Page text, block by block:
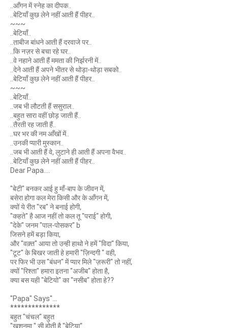
..आँगन में स्नेह का दीपक..
..बेटियाँ कुछ लेने नहीं आती हैं पीहर..
~~~
..बेटियाँ..
..ताबीज बांधने आती हैं दरवाजे पर..
..कि नज़र से बचा रहे घर..
..वे नहाने आती हैं ममता की निर्झरनी में..
..देने आती हैं अपने भीतर से थोड़ा-थोड़ा सबको..
..बेटियाँ कुछ लेने नहीं आती हैं पीहर..
~~~
..बेटियाँ..
..जब भी लौटती हैं ससुराल..
..बहुत सारा वहीं छोड़ जाती हैं..
..तैरती रह जाती हैं..
..घर भर की नम आँखों में..
..उनकी प्यारी मुस्कान..
..जब भी आती हैं वे, लुटाने ही आती हैं अपना वैभव..
..बेटियाँ कुछ लेने नहीं आती हैं पीहर..
Dear Papa....
"बेटी" बनकर आई हु माँ-बाप के जीवन में,
बसेरा होगा कल मेरा किसी और के आँगन में,
क्यों ये रीत "रब" ने बनाई होगी,
"कहते" है आज नहीं तो कल तू "पराई" होगी,
"देके" जनम "पाल-पोसकर" b
जिसने हमें बड़ा किया,
और "वक़्त" आया तो उन्ही हाथो ने हमें "विदा" किया,
"टूट" के बिखर जाती हे हमारी "ज़िन्दगी " वही,
पर फिर भी उस "बंधन" में प्यार मिले "ज़रूरी" तो नहीं,
क्यों "रिश्ता" हमारा इतना "अजीब" होता है,
क्या बस यही "बेटियो" का "नसीब" होता हे??
"Papa" Says"...
**************
बहुत "चंचल" बहुत
"खुशनुमा " सी होती है "बेटिया".